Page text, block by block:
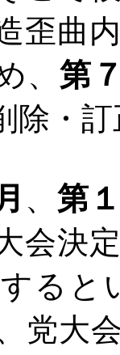
歪曲
、 第
除・
、 第
会決
ると
党大